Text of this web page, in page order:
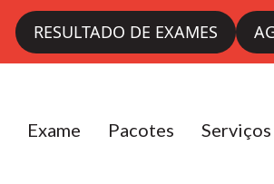
RESULTADO DE EXAMES
Exame Pacotes Serviços